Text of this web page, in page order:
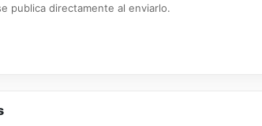
publica directamente al enviarlo.